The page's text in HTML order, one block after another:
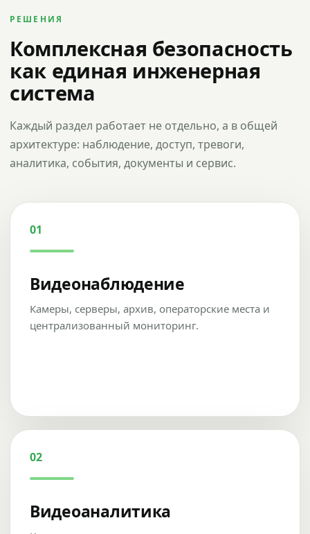
РЕШЕНИЯ
Комплексная безопасность
как единая инженерная
система
Каждый раздел работает не отдельно, а в общей
архитектуре: наблюдение, доступ, тревоги,
аналитика, события, документы и сервис.
01
Видеонаблюдение
Камеры, серверы, архив, операторские места и
централизованный мониторинг.
02
Видеоаналитика